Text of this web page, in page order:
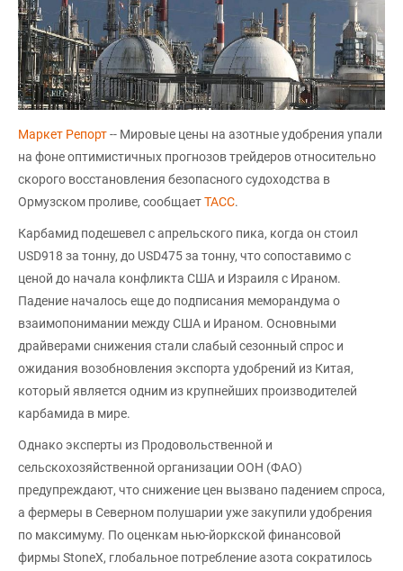
Маркет Репорт-- Мировые цены на азотные удобрения упали
на фоне оптимистичных прогнозов трейдеров относительно
скорого восстановления безопасного судоходства в
Ормузском проливе, сообщаетТАСС.
Карбамид подешевел с апрельского пика, когда он стоил
USD918 за тонну, до USD475 за тонну, что сопоставимо с
ценой до начала конфликта США и Израиля с Ираном.
Падение началось еще до подписания меморандума о
взаимопонимании между США и Ираном. Основными
драйверами снижения стали слабый сезонный спрос и
ожидания возобновления экспорта удобрений из Китая,
который является одним из крупнейших производителей
карбамида в мире.
Однако эксперты из Продовольственной и
сельскохозяйственной организации ООН (ФАО)
предупреждают, что снижение цен вызвано падением спроса,
а фермеры в Северном полушарии уже закупили удобрения
по максимуму. По оценкам нью-йоркской финансовой
фирмы StoneX, глобальное потребление азота сократилось